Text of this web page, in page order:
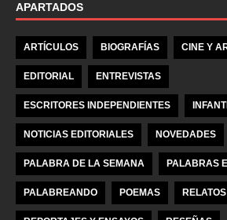
APARTADOS
ARTÍCULOS BIOGRAFÍAS CINE Y
EDITORIAL ENTREVISTAS
ESCRITORES INDEPENDIENTES
NOTICIAS EDITORIALES NOVEDADES
PALABRA DE LA SEMANA PALABRAS
PALABREANDO POEMAS